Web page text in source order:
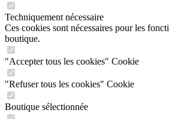
Techniquement nécessaire
Ces cookies sont nécessaires pour les
boutique.
"Accepter tous les cookies" Cookie
"Refuser tous les cookies" Cookie
Boutique sélectionnée